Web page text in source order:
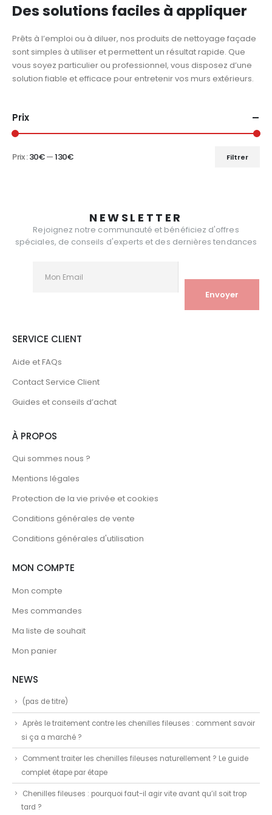
Des solutions faciles à appliquer
Prêts à l’emploi ou à diluer, nos produits de nettoyage façade
sont simples à utiliser et permettent un résultat rapide. Que
vous soyez particulier ou professionnel, vous disposez d’une
solution fiable et efficace pour entretenir vos murs extérieurs.
Prix
Filtrer
Prix :30€—130€
NEWSLETTER
Rejoignez notre communauté et bénéficiez d'offres
spéciales, de conseils d'experts et des dernières tendances
SERVICE CLIENT
Aide et FAQs
Contact Service Client
Guides et conseils d’achat
À PROPOS
Qui sommes nous ?
Mentions légales
Protection de la vie privée et cookies
Conditions générales de vente
Conditions générales d'utilisation
MON COMPTE
Mon compte
Mes commandes
Ma liste de souhait
Mon panier
NEWS
(pas de titre)
Après le traitement contre les chenilles fileuses : comment savoir
si ça a marché ?
Comment traiter les chenilles fileuses naturellement ? Le guide
complet étape par étape
Chenilles fileuses : pourquoi faut-il agir vite avant qu’il soit trop
tard ?